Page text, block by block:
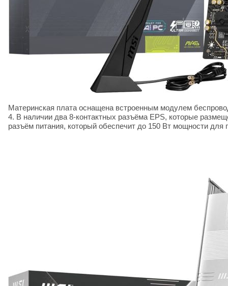
Материнская плата оснащена встроенным модулем
4. В наличии два 8-контактных разъёма EPS, которые
разъём питания, который обеспечит до 150 Вт мощности